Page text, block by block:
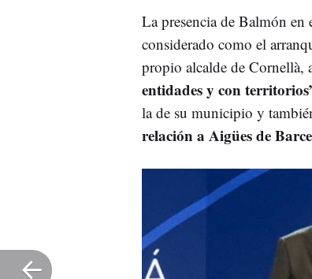
La presencia de Balmón en
considerado como el
propio alcalde de Cornellà,
entidades y con
la de su municipio y
relación a Aigües de